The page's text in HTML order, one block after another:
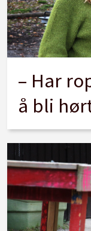
– Har
å bli